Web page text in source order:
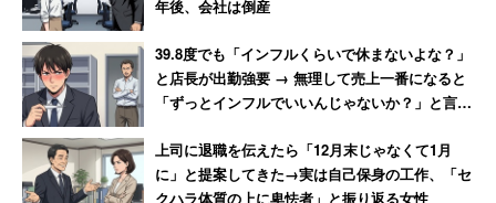
年後、会社は倒産
39.8度でも「インフルくらいで休まないよな？」
と店長が出勤強要 → 無理して売上一番になると
「ずっとインフルでいいんじゃないか？」と言わ
上司に退職を伝えたら「12月末じゃなくて1月
に」と提案してきた→実は自己保身の工作、「セ
クハラ体質の上に卑怯者」と振り返る女性